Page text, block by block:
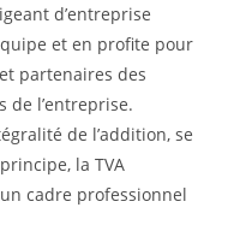
d’entreprise
et en profite pour
partenaires des
de l’entreprise.
de l’addition, se
la TVA
cadre professionnel